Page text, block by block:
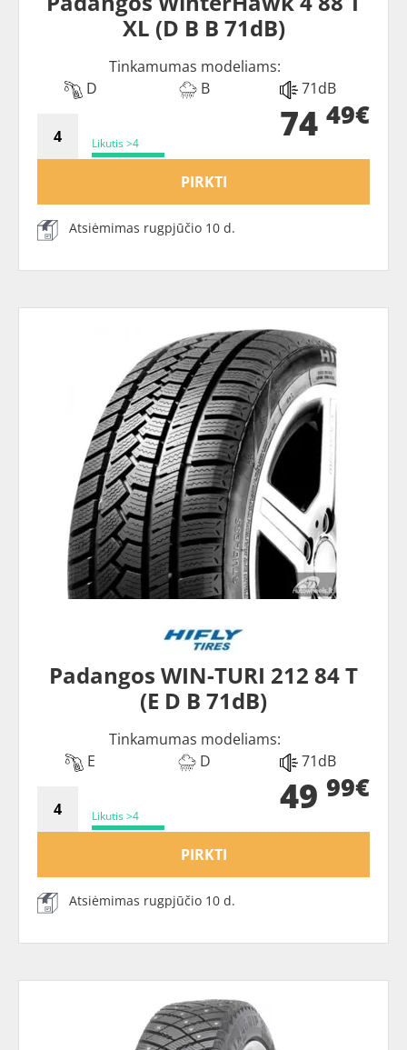
XL (D B B 71dB)
Tinkamumas modeliams:
D
B 71dB
Likutis >4 74 49€
PIRKTI
Atsiėmimas rugpjūčio 10 d.
Padangos WIN-TURI 212 84 T
(E D B 71dB)
Tinkamumas modeliams:
E
D 71dB
Likutis >4 49 99€
PIRKTI
Atsiėmimas rugpjūčio 10 d.